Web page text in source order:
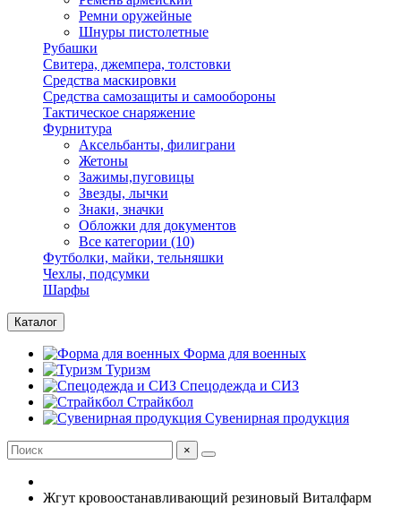
Ремни оружейные
Шнуры пистолетные
Рубашки
Свитера, джемпера, толстовки
Средства маскировки
Средства самозащиты и самообороны
Тактическое снаряжение
Фурнитура
Аксельбанты, филиграни
Жетоны
Зажимы,пуговицы
Звезды, лычки
Знаки, значки
Обложки для документов
Все категории (10)
Футболки, майки, тельняшки
Чехлы, подсумки
Шарфы
Каталог
Форма для военных
Туризм
Спецодежда и СИЗ
Страйкбол
Сувенирная продукция
×
Жгут кровоостанавливающий резиновый Виталфарм